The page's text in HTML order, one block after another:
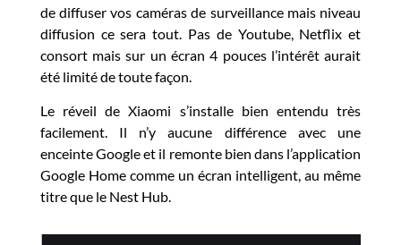
de diffuser vos caméras de surveillance mais niveau
diffusion ce sera tout. Pas de Youtube, Netflix et
consort mais sur un écran 4 pouces l’intérêt aurait
été limité de toute façon.
Le réveil de Xiaomi s’installe bien entendu très
facilement. Il n’y aucune différence avec une
enceinte Google et il remonte bien dans l’application
Google Home comme un écran intelligent, au même
titre que le Nest Hub.